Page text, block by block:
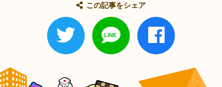
この記事をシェア